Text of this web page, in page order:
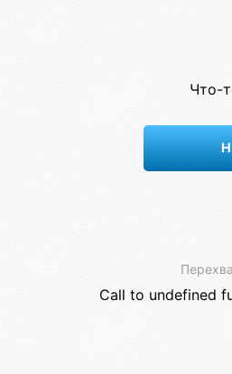
Что-
Call to undefined